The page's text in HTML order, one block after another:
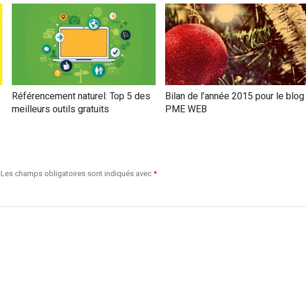
Référencement naturel: Top 5 des
meilleurs outils gratuits
Bilan de l’année 2015 pour le blog
PME WEB
Les champs obligatoires sont indiqués avec*